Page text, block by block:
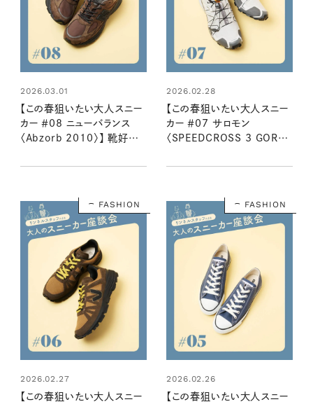
2026.03.01
【この春狙いたい大人スニー
カー ＃08 ニューバランス
〈Abzorb 2010〉】 靴好きリ
力とはき心地
2026.02.28
【この春狙いたい大人スニー
カー ＃07 サロモン
〈SPEEDCROSS 3 GORE-
フ２名が語る魅力とはき心地
FASHION
2026.02.27
【この春狙いたい大人スニー
FASHION
2026.02.26
【この春狙いたい大人スニー